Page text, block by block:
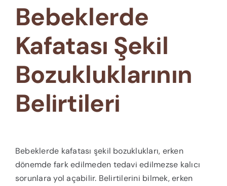
Bebeklerde
Kafatası Şekil
Bozukluklarının
Belirtileri
Bebeklerde kafatası şekil bozuklukları, erken
dönemde fark edilmeden tedavi edilmezse kalıcı
sorunlara yol açabilir. Belirtilerini bilmek, erken